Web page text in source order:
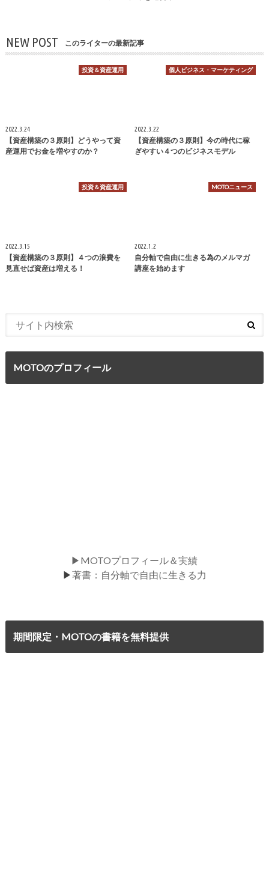
NEW POST このライターの最新記事
投資＆資産運用
2022.3.24
【資産構築の３原則】どうやって資
産運用でお金を増やすのか？
個人ビジネス・マーケティング
2022.3.22
【資産構築の３原則】今の時代に稼
ぎやすい４つのビジネスモデル
投資＆資産運用
2022.3.15
【資産構築の３原則】４つの浪費を
見直せば資産は増える！
MOTOニュース
2022.1.2
自分軸で自由に生きる為のメルマガ
講座を始めます
MOTOのプロフィール
▶MOTOプロフィール＆実績
▶著書：自分軸で自由に生きる力
期間限定・MOTOの書籍を無料提供